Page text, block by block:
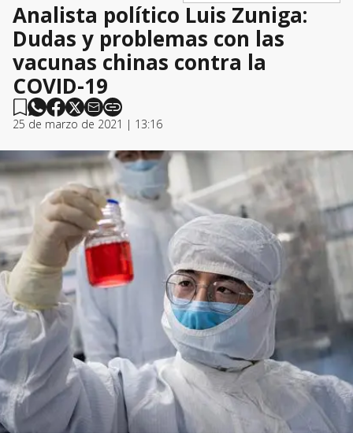
Analista político Luis Zuniga:
Dudas y problemas con las
vacunas chinas contra la
COVID-19
25 de marzo de 2021 | 13:16